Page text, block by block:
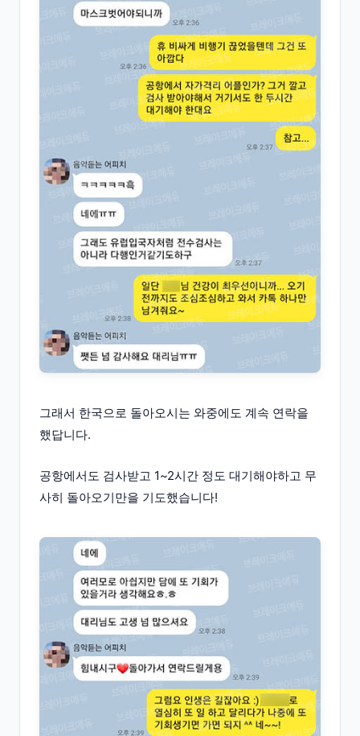
그래서 한국으로 돌아오시는 와중에도 계속 연락을
했답니다.
공항에서도 검사받고 1~2시간 정도 대기해야하고 무
사히 돌아오기만을 기도했습니다!